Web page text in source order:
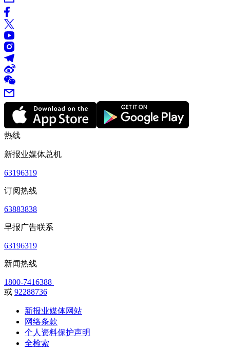
热线
新报业媒体总机
63196319
订阅热线
63883838
早报广告联系
63196319
新闻热线
1800-7416388
或 92288736
新报业媒体网站
网络条款
个人资料保护声明
全检索